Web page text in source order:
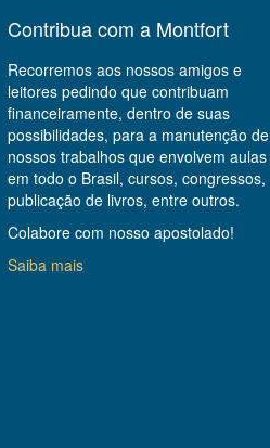
Contribua com a Montfort
Recorremos aos nossos amigos e
leitores pedindo que contribuam
financeiramente, dentro de suas
possibilidades, para a manutenção de
nossos trabalhos que envolvem aulas
em todo o Brasil, cursos, congressos,
publicação de livros, entre outros.
Colabore com nosso apostolado!
Saiba mais